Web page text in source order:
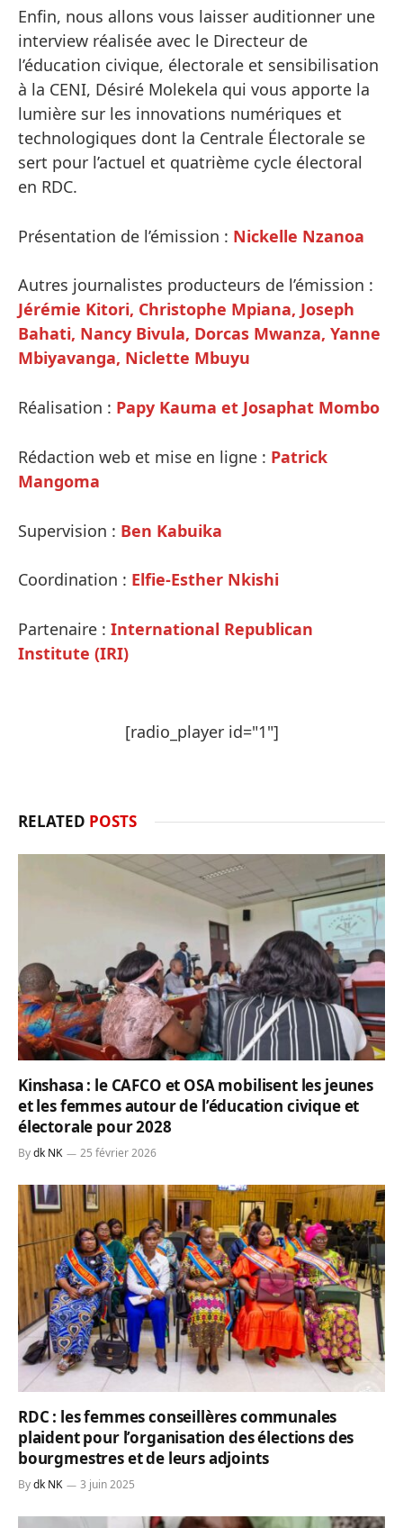
Enfin, nous allons vous laisser auditionner une
interview réalisée avec le Directeur de
l’éducation civique, électorale et sensibilisation
à la CENI, Désiré Molekela qui vous apporte la
lumière sur les innovations numériques et
technologiques dont la Centrale Électorale se
sert pour l’actuel et quatrième cycle électoral
en RDC.
Présentation de l’émission : Nickelle Nzanoa
Autres journalistes producteurs de l’émission :
Jérémie Kitori, Christophe Mpiana, Joseph
Bahati, Nancy Bivula, Dorcas Mwanza, Yanne
Mbiyavanga, Niclette Mbuyu
Réalisation : Papy Kauma et Josaphat Mombo
Rédaction web et mise en ligne : Patrick
Mangoma
Supervision : Ben Kabuika
Coordination : Elfie-Esther Nkishi
Partenaire : International Republican
Institute (IRI)
[radio_player id="1"]
RELATED POSTS
Kinshasa : le CAFCO et OSA mobilisent les jeunes
et les femmes autour de l’éducation civique et
électorale pour 2028
Bydk NK 25 février 2026
RDC : les femmes conseillères communales
plaident pour l’organisation des élections des
bourgmestres et de leurs adjoints
Bydk NK 3 juin 2025